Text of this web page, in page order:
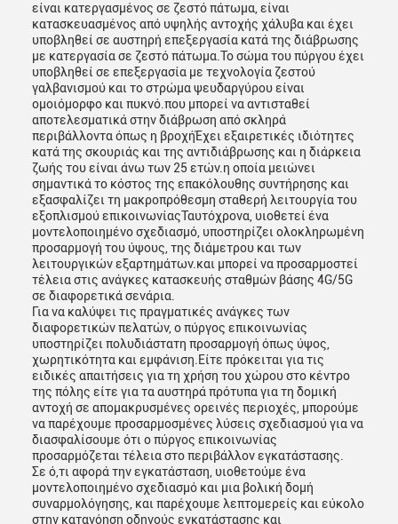
είναι κατεργασμένος σε ζεστό πάτωμα, είναι
κατασκευασμένος από υψηλής αντοχής χάλυβα και έχει
υποβληθεί σε αυστηρή επεξεργασία κατά της διάβρωσης
με κατεργασία σε ζεστό πάτωμα.Το σώμα του πύργου έχει
υποβληθεί σε επεξεργασία με τεχνολογία ζεστού
γαλβανισμού και το στρώμα ψευδαργύρου είναι
ομοιόμορφο και πυκνό.που μπορεί να αντισταθεί
αποτελεσματικά στην διάβρωση από σκληρά
περιβάλλοντα όπως η βροχήΈχει εξαιρετικές ιδιότητες
κατά της σκουριάς και της αντιδιάβρωσης και η διάρκεια
ζωής του είναι άνω των 25 ετών.η οποία μειώνει
σημαντικά το κόστος της επακόλουθης συντήρησης και
εξασφαλίζει τη μακροπρόθεσμη σταθερή λειτουργία του
εξοπλισμού επικοινωνίαςΤαυτόχρονα, υιοθετεί ένα
μοντελοποιημένο σχεδιασμό, υποστηρίζει ολοκληρωμένη
προσαρμογή του ύψους, της διάμετρου και των
λειτουργικών εξαρτημάτων.και μπορεί να προσαρμοστεί
τέλεια στις ανάγκες κατασκευής σταθμών βάσης 4G/5G
σε διαφορετικά σενάρια.
Για να καλύψει τις πραγματικές ανάγκες των
διαφορετικών πελατών, ο πύργος επικοινωνίας
υποστηρίζει πολυδιάστατη προσαρμογή όπως ύψος,
χωρητικότητα και εμφάνιση.Είτε πρόκειται για τις
ειδικές απαιτήσεις για τη χρήση του χώρου στο κέντρο
της πόλης είτε για τα αυστηρά πρότυπα για τη δομική
αντοχή σε απομακρυσμένες ορεινές περιοχές, μπορούμε
να παρέχουμε προσαρμοσμένες λύσεις σχεδιασμού για να
διασφαλίσουμε ότι ο πύργος επικοινωνίας
προσαρμόζεται τέλεια στο περιβάλλον εγκατάστασης.
Σε ό,τι αφορά την εγκατάσταση, υιοθετούμε ένα
μοντελοποιημένο σχεδιασμό και μια βολική δομή
συναρμολόγησης, και παρέχουμε λεπτομερείς και εύκολο
στην κατανόηση οδηγούς εγκατάστασης και